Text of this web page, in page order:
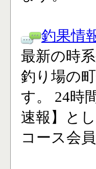
釣果情
最新の時
釣り場の
す。 24時
速報】と
コース会